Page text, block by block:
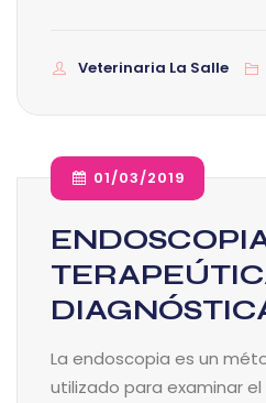
Veterinaria La Salle
01/03/2019
La endoscopia es un
utilizado para examinar